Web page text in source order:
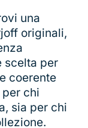
una
originali,
scelta per
coerente
chi
sia per chi